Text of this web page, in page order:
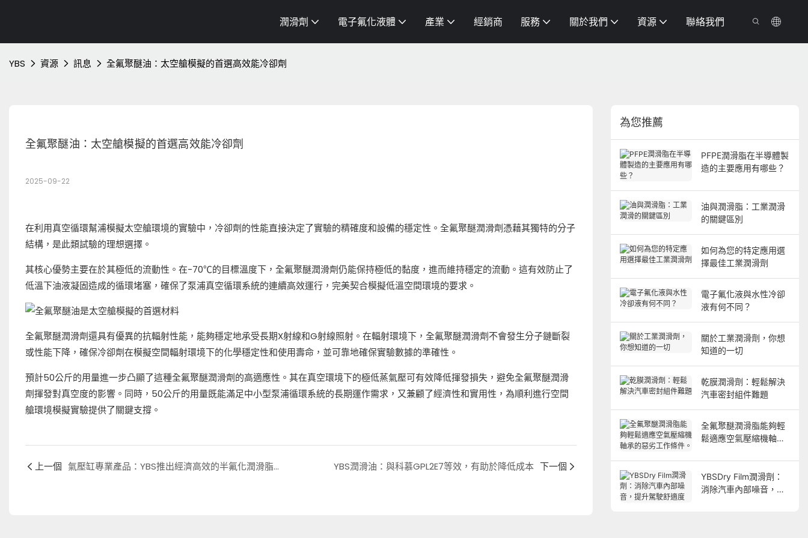
潤滑劑 電子氟化液體 產業 經銷商 服務 關於我們 資源 聯絡我們
YBS 資源 訊息 全氟聚醚油：太空艙模擬的首選高效能冷卻劑
全氟聚醚油：太空艙模擬的首選高效能冷卻劑
2025-09-22
在利用真空循環幫浦模擬太空艙環境的實驗中，冷卻劑的性能直接決定了實驗的精確度和設備的穩定性。全氟聚醚潤滑劑憑藉其獨特的分子
結構，是此類試驗的理想選擇。
其核心優勢主要在於其極低的流動性。在-70℃的目標溫度下，全氟聚醚潤滑劑仍能保持極低的黏度，進而維持穩定的流動。這有效防止了
低溫下油液凝固造成的循環堵塞，確保了泵浦真空循環系統的連續高效運行，完美契合模擬低溫空間環境的要求。
全氟聚醚潤滑劑還具有優異的抗輻射性能，能夠穩定地承受長期X射線和G射線照射。在輻射環境下，全氟聚醚潤滑劑不會發生分子鏈斷裂
或性能下降，確保冷卻劑在模擬空間輻射環境下的化學穩定性和使用壽命，並可靠地確保實驗數據的準確性。
預計50公斤的用量進一步凸顯了這種全氟聚醚潤滑劑的高適應性。其在真空環境下的極低蒸氣壓可有效降低揮發損失，避免全氟聚醚潤滑
劑揮發對真空度的影響。同時，50公斤的用量既能滿足中小型泵浦循環系統的長期運作需求，又兼顧了經濟性和實用性，為順利進行空間
艙環境模擬實驗提供了關鍵支撐。
上一個 氣壓缸專業產品：YBS推出經濟高效的半氟化潤滑脂溶液 YBS潤滑油：與科慕GPL2E7等效，有助於降低成本 下一個
為您推薦
PFPE潤滑脂在半導體製
造的主要應用有哪些？
油與潤滑脂：工業潤滑
的關鍵區別
如何為您的特定應用選
擇最佳工業潤滑劑
電子氟化液與水性冷卻
液有何不同？
關於工業潤滑劑，你想
知道的一切
乾膜潤滑劑：輕鬆解決
汽車密封組件難題
全氟聚醚潤滑脂能夠輕
鬆適應空氣壓縮機軸承
YBSDry Film潤滑劑：
消除汽車內部噪音，提